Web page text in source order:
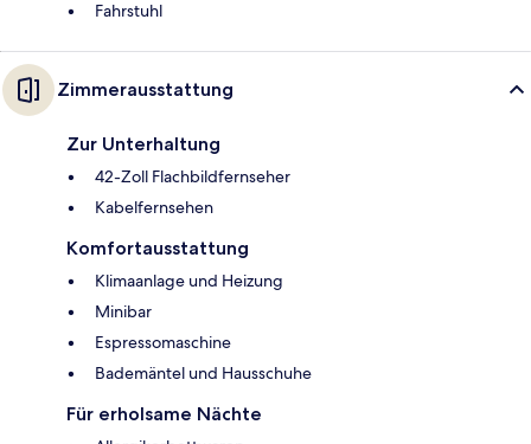
Fahrstuhl
Zimmerausstattung
Zur Unterhaltung
42-Zoll Flachbildfernseher
Kabelfernsehen
Komfortausstattung
Klimaanlage und Heizung
Minibar
Espressomaschine
Bademäntel und Hausschuhe
Für erholsame Nächte